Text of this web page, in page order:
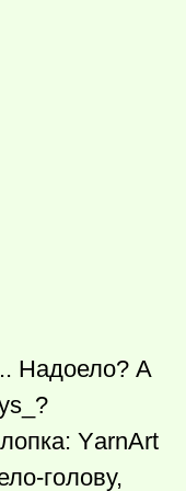
Надоело? А
ΥarnАrt
голову,